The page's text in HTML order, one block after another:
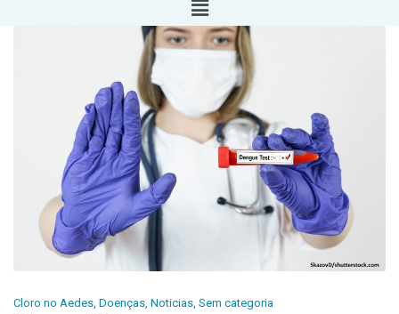
Cloro no Aedes, Doenças, Noticias, Sem categoria